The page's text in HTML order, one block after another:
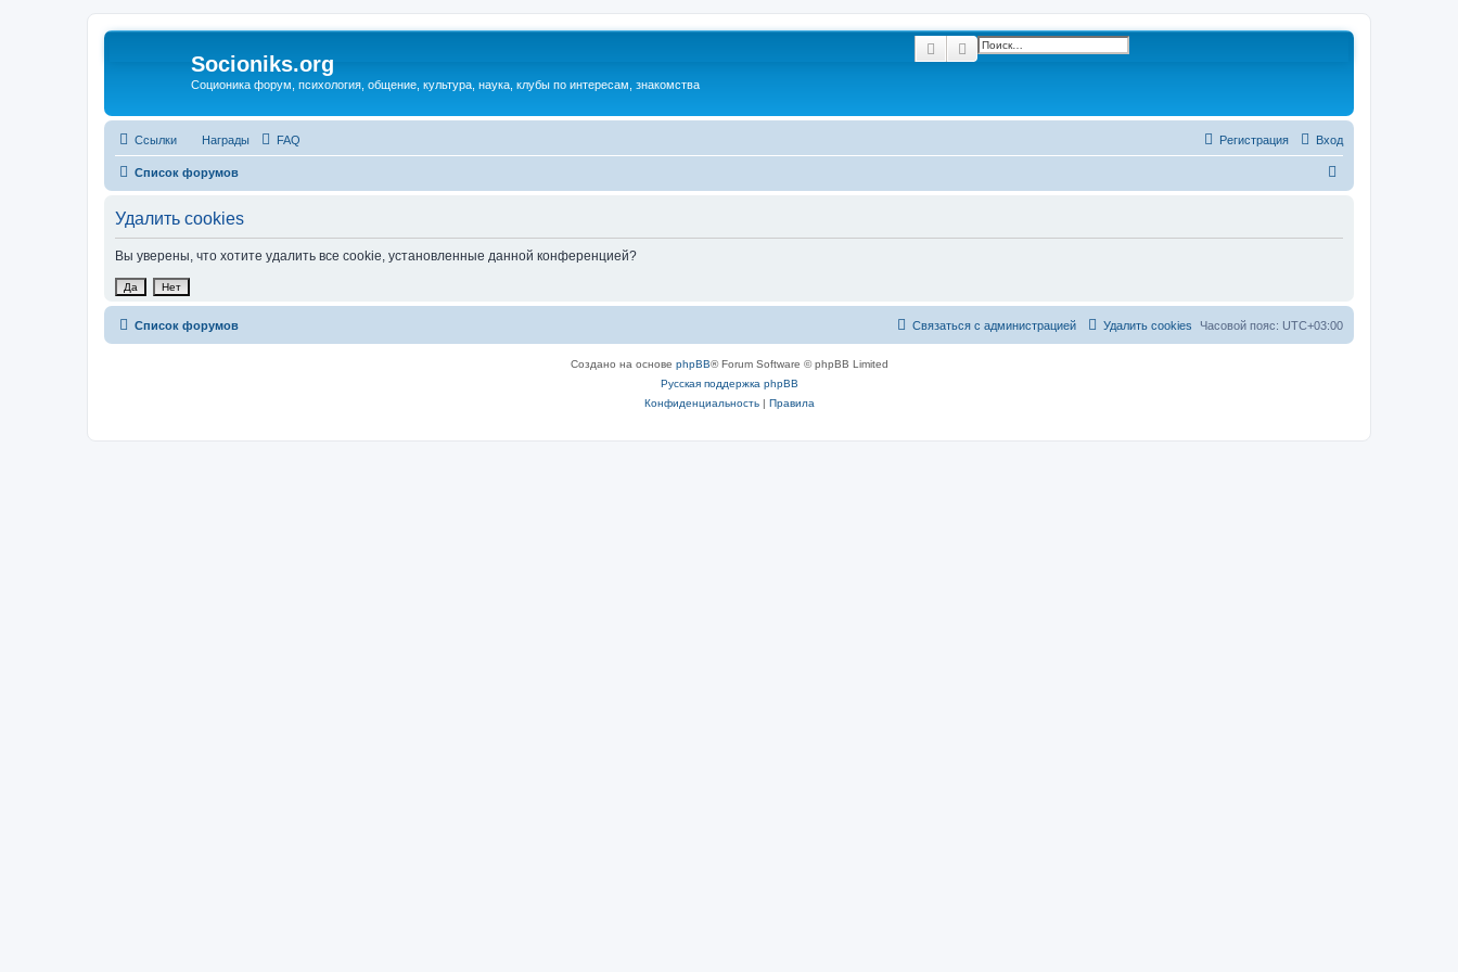
Socioniks.org
Соционика форум, психология, общение, культура, наука, клубы по интересам, знакомства
ПоискРасширенный поиск
Ссылки Награды FAQ Вход
Регистрация
Список форумов
Удалить cookies
Вы уверены, что хотите удалить все cookie, установленные данной конференцией?
Список форумов Часовой пояс: UTC+03:00
Удалить cookies
Связаться с администрацией
Создано на основе phpBB® Forum Software © phpBB Limited
Русская поддержка phpBB
Конфиденциальность| Правила